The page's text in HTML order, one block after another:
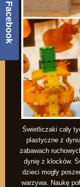
Świetliczaki cały
plastyczne z
zabawach
dynię z klocków.
dzieci mogły
warzywa. Naukę
Facebook